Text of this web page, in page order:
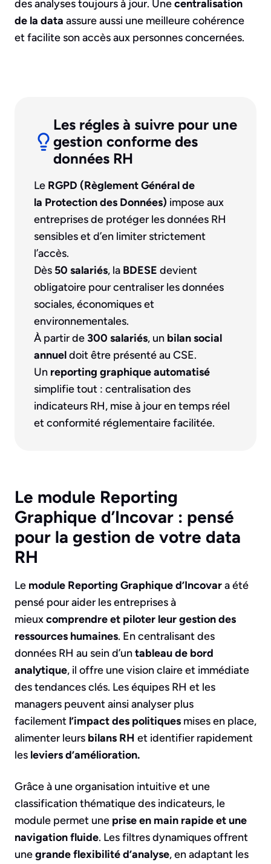
des analyses toujours à jour. Unecentralisation
de la data assure aussi une meilleure cohérence
et facilite son accès aux personnes concernées.
Les régles à suivre pour une
gestion conforme des
données RH
Le RGPD (Règlement Général de
la Protection des Données) impose aux
entreprises de protéger les données RH
sensibles et d’en limiter strictement
l’accès.
Dès 50 salariés, la BDESE devient
obligatoire pour centraliser les données
sociales, économiques et
environnementales.
À partir de300 salariés, un bilan social
annueldoit être présenté au CSE.
Un reporting graphique automatisé
simplifie tout : centralisation des
indicateurs RH, mise à jour en temps réel
et conformité réglementaire facilitée.
Le module Reporting
Graphique d’Incovar : pensé
pour la gestion de votre data
RH
Le module Reporting Graphique d’Incovara été
pensé pour aider les entreprises à
mieuxcomprendre et piloter leur gestion des
ressources humaines. En centralisant des
données RH au sein d’untableau de bord
analytique, il offre une vision claire et immédiate
des tendances clés. Les équipes RH et les
managers peuvent ainsi analyser plus
facilement l’impact des politiques mises en place,
alimenter leurs bilans RH et identifier rapidement
les leviers d’amélioration.
Grâce à une organisation intuitive et une
classification thématique des indicateurs, le
module permet une prise en main rapide et une
navigation fluide. Les filtres dynamiques offrent
unegrande flexibilité d’analyse, en adaptant les